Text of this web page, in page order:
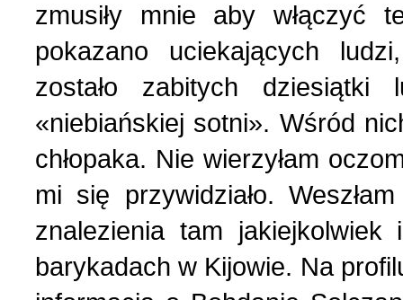
Mozaika na wsi (1)
Mozaika w PDF (47)
Nasza historia (24)
Nasze święta (15)
O tragicznie zmarłych
1 (152) 2023 r. (9)
4 (151) 2022 r. (2)
3 (150) 2022 r. (1)
2 (149) 2022 r. (2)
1 (148) 2022 r. (5)
zmusiły mnie aby włączyć
pokazano uciekających
zostało zabitych dziesiątki
«niebiańskiej sotni». Wśród
chłopaka. Nie wierzyłam
mi się przywidziało.
znalezienia tam
barykadach w Kijowie. Na